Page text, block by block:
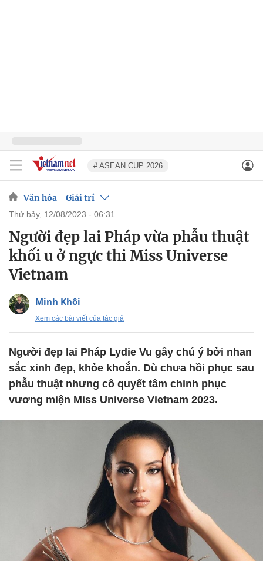
# ASEAN CUP 2026
Văn hóa - Giải trí
thứ bảy, 12/08/2023 - 06:31
Người đẹp lai Pháp vừa phẫu thuật
khối u ở ngực thi Miss Universe
Vietnam
Minh Khôi
Xem các bài viết của tác giả
Người đẹp lai Pháp Lydie Vu gây chú ý bởi nhan
sắc xinh đẹp, khỏe khoắn. Dù chưa hồi phục sau
phẫu thuật nhưng cô quyết tâm chinh phục
vương miện Miss Universe Vietnam 2023.